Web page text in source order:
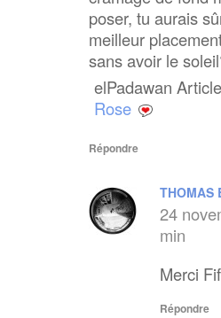
poser, tu aurais
meilleur
sans avoir le
elPadawan
Rose
Répondre
THOMAS
24
min
Merci
Répondre